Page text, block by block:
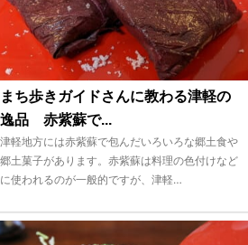
まち歩きガイドさんに教わる津軽の
逸品 赤紫蘇で...
津軽地方には赤紫蘇で包んだいろいろな郷土食や
郷土菓子があります。赤紫蘇は料理の色付けなど
に使われるのが一般的ですが、津軽…